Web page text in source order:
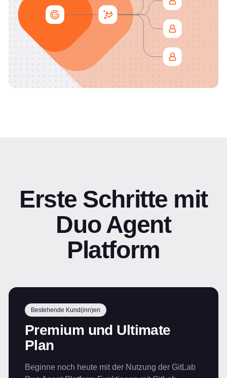
Erste Schritte mit
Duo Agent
Platform
Bestehende Kund(inn)en
Premium und Ultimate
Plan
Beginne noch heute mit der Nutzung der GitLab